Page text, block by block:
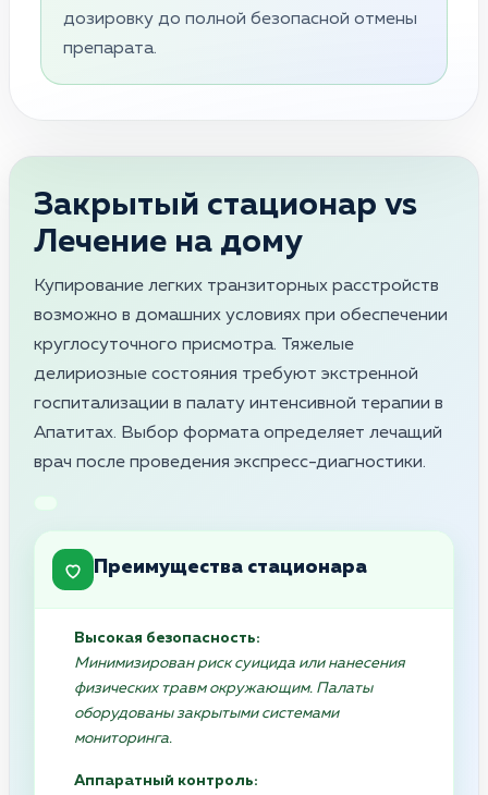
дозировку до полной безопасной отмены
препарата.
Закрытый стационар vs
Лечение на дому
Купирование легких транзиторных расстройств
возможно в домашних условиях при обеспечении
круглосуточного присмотра. Тяжелые
делириозные состояния требуют экстренной
госпитализации в палату интенсивной терапии в
Апатитах. Выбор формата определяет лечащий
врач после проведения экспресс-диагностики.
Преимущества стационара
Высокая безопасность:
Минимизирован риск суицида или нанесения
физических травм окружающим. Палаты
оборудованы закрытыми системами
мониторинга.
Аппаратный контроль: